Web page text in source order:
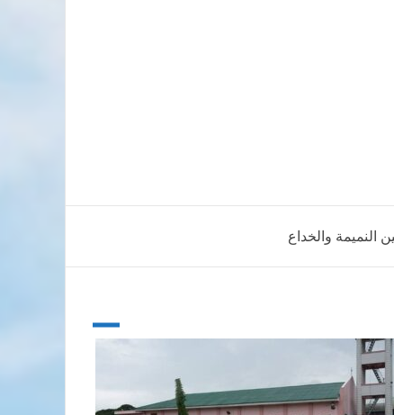
النميمة والخداع